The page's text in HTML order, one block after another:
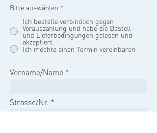
Bitte auswählen *
Ich bestelle verbindlich gegen
Vorauszahlung und habe die Bestell-
und Lieferbedingungen gelesen und
akzeptiert.
Ich möchte einen Termin vereinbaren
Vorname/Name
Strasse/Nr.